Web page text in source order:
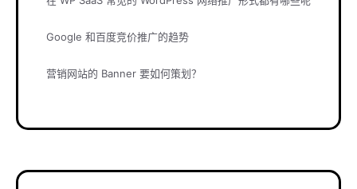
Google 和百度竞价推广的趋势
营销网站的 Banner 要如何策划？